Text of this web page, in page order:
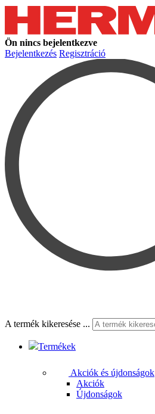
Ön nincs bejelentkezve
Bejelentkezés Regisztráció
A termék kikeresése ...
Termékek
Akciók és újdonságok
Akciók
Újdonságok